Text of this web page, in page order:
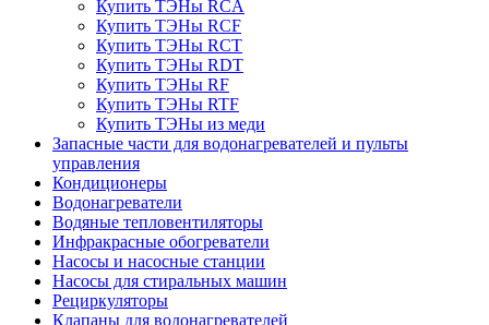
Купить ТЭНы RCA
Купить ТЭНы RCF
Купить ТЭНы RCT
Купить ТЭНы RDT
Купить ТЭНы RF
Купить ТЭНы RTF
Купить ТЭНы из меди
Запасные части для водонагревателей и пульты
управления
Кондиционеры
Водонагреватели
Водяные тепловентиляторы
Инфракрасные обогреватели
Насосы и насосные станции
Насосы для стиральных машин
Рециркуляторы
Клапаны для водонагревателей